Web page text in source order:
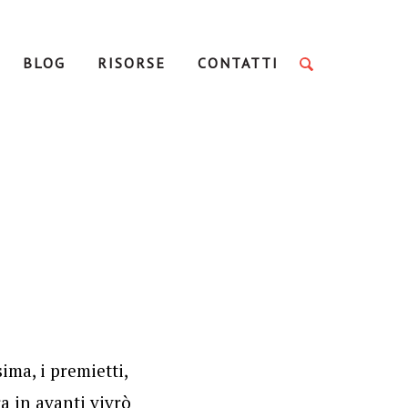
BLOG RISORSE CONTATTI
i premietti,
in avanti vivrò